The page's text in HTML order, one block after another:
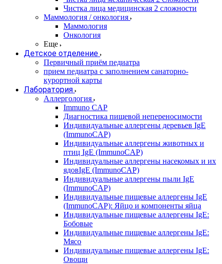
Чистка лица медицинская 2 сложности
Маммология / онкология
Маммология
Онкология
Еще
Детское отделение
Первичный приём педиатра
прием педиатра с заполнением санаторно-
курортной карты
Лаборатория
Аллергология
Immuno CAP
Диагностика пищевой непереносимости
Индивидуальные аллергены деревьев IgE
(ImmunoCAP)
Индивидуальные аллергены животных и
птиц IgE (ImmunoCAP)
Индивидуальные аллергены насекомых и их
ядовIgE (ImmunoCAP)
Индивидуальные аллергены пыли IgE
(ImmunoCAP)
Индивидуальные пищевые аллергены IgE
(ImmunoCAP): Яйцо и компоненты яйца
Индивидуальные пищевые аллергены IgE:
Бобовые
Индивидуальные пищевые аллергены IgE:
Мясо
Индивидуальные пищевые аллергены IgE:
Овощи